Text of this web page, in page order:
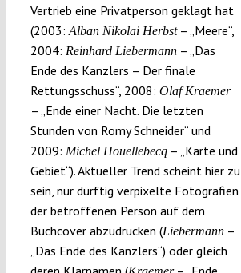
Vertrieb eine Privatperson geklagt hat
(2003:Alban Nikolai Herbst– „Meere“,
2004: Reinhard Liebermann– „Das
Ende des Kanzlers – Der finale
Rettungsschuss“, 2008: Olaf Kraemer
– „Ende einer Nacht. Die letzten
Stunden von Romy Schneider“ und
2009: Michel Houellebecq– „Karte und
Gebiet“). Aktueller Trend scheint hier zu
sein, nur dürftig verpixelte Fotografien
der betroffenen Person auf dem
Buchcover abzudrucken (Liebermann–
„Das Ende des Kanzlers“) oder gleich